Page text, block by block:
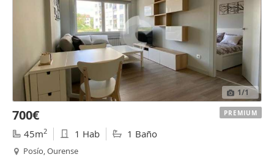
1/1
700€
45m2 1 Hab 1 Baño
Posío, Ourense
PREMIUM